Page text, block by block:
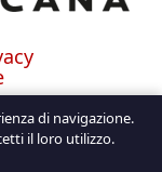
di navigazione.
il loro utilizzo.